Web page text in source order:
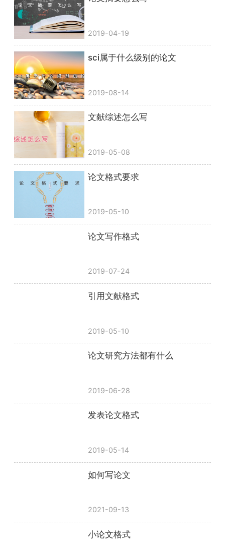
2019-04-19
sci属于什么级别的论文
2019-08-14
文献综述怎么写
2019-05-08
论文格式要求
2019-05-10
论文写作格式
2019-07-24
引用文献格式
2019-05-10
论文研究方法都有什么
2019-06-28
发表论文格式
2019-05-14
如何写论文
2021-09-13
小论文格式